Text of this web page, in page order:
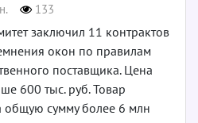
133
заключил 11 контрактов
окон по правилам
поставщика. Цена
600 тыс. руб. Товар
общую сумму более 6 млн